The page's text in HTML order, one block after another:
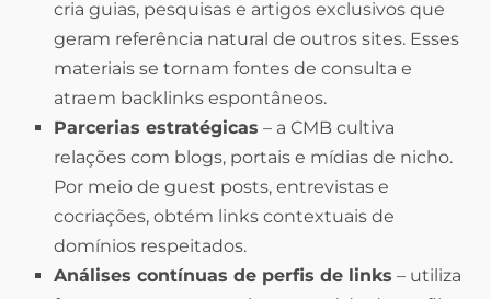
cria guias, pesquisas e artigos exclusivos que
geram referência natural de outros sites. Esses
materiais se tornam fontes de consulta e
atraem backlinks espontâneos.
Parcerias estratégicas – a CMB cultiva
relações com blogs, portais e mídias de nicho.
Por meio de guest posts, entrevistas e
cocriações, obtém links contextuais de
domínios respeitados.
Análises contínuas de perfis de links – utiliza